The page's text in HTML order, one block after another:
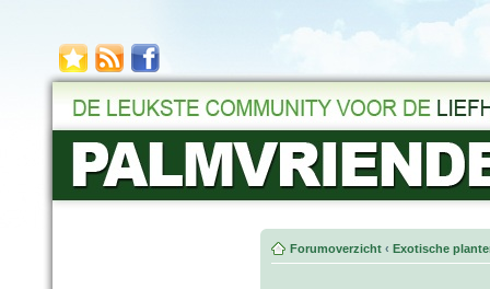
Forumoverzicht ‹ Exotische